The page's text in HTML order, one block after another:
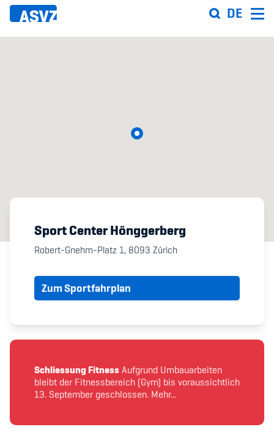
Skip
DE
Events
ASVZ@home
Fairplay
Teilnahmeberechtigung
Sport Center Hönggerberg
Robert-Gnehm-Platz 1, 8093 Zürich
Zum Sportfahrplan
Schliessung FitnessAufgrund Umbauarbeiten
bleibt der Fitnessbereich (Gym) bis voraussichtlich
13. September geschlossen. Mehr...